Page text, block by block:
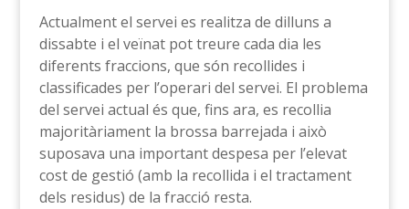
Actualment el servei es realitza de dilluns a
dissabte i el veïnat pot treure cada dia les
diferents fraccions, que són recollides i
classificades per l’operari del servei. El problema
del servei actual és que, fins ara, es recollia
majoritàriament la brossa barrejada i això
suposava una important despesa per l’elevat
cost de gestió (amb la recollida i el tractament
dels residus) de la fracció resta.